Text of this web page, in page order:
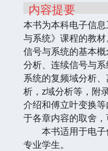
内容提要
本书为本科电子信
与系统》课程的教
信号与系统的基本
分析、连续信号与
系统的复频域分析
析，z域分析等，附
介绍和傅立叶变换
于各章内容的取舍，
本书适用于电子
专业学生。